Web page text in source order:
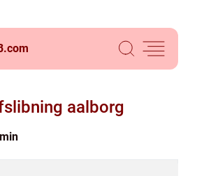
com
aalborg